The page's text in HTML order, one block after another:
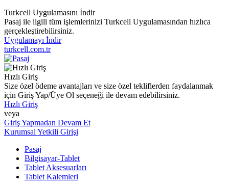
Turkcell Uygulamasını İndir
Pasaj ile ilgili tüm işlemlerinizi Turkcell Uygulamasından hızlıca
gerçekleştirebilirsiniz.
Uygulamayı İndir
turkcell.com.tr
Hızlı Giriş
Size özel ödeme avantajları ve size özel tekliflerden faydalanmak
için Giriş Yap/Üye Ol seçeneği ile devam edebilirsiniz.
Hızlı Giriş
veya
Giriş Yapmadan Devam Et
Kurumsal Yetkili Girişi
Pasaj
Bilgisayar-Tablet
Tablet Aksesuarları
Tablet Kalemleri